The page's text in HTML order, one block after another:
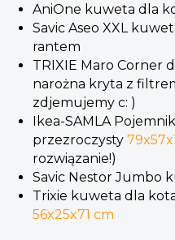
AniOne kuweta dla
Savic Aseo XXL
rantem
TRIXIE Maro Corner
narożna kryta z
zdjemujemy c: )
Ikea-SAMLA
przezroczysty
rozwiązanie!)
Savic Nestor Jumbo
Trixie kuweta dla
56x25x71 cm